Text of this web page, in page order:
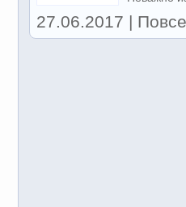
27.06.2017 |